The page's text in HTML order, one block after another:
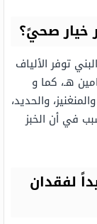
خيار صحيً؟
توفر الألياف
هـ، كما و
والحديد،
في أن الخبز
لفقدان